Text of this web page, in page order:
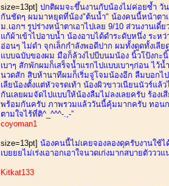
size=13pt] ปกติผมจะขึ้นงานกับน้องไม่ค่อยซ้ำ วั
กันชัดๆ ผมมาหยุดที่น้อง"ต้นน้ำ" น้องคนนี้หน้าตาเ
ม.เอกฯ รูปร่างหน้าตาเอาไปเลย 9/10 ส่วนงาน
แก้ผ้าเข้าไปอาบน้ำ น้องอาบได้ดำระดับหนึ่ง ระ
อ่อนๆ ไม่ดำ จุกเล็กกำลังพอดีปาก ผมทั้งดูดทั้งเ
แบบฉบับของผม มือก็ล้วงไปบีบนมน้อง นิ้วโป้งก
เบาๆ สักพักผมก็เสร็จน้ำแรกไปแบบเบาๆก่อน ไว้
นวดสัก สิบห้านาทีผมก็เริ่มจู่โจมน้องอีก ลืมบอกไ
เลียน้องตั้งแต่หัวจรดเท้า น้องผิวขาวเนียนนัวร์แ
กันเลยผมจัดไปแบบให้น้องลืมไม่ลงเลยครับ ร้องเ
พร้อมกันครับ ภาพรวมแล้ววันนี้คุ้มมากครับ ทอนก
ตามใจไร้ที่ติ^_^^^-.,-”
coyoman1
size=13pt] น้องคนนี้ไม่เคยจองลองดุครับงานใช้
เบยยยไม่เร่งเอาอกเอาใจนวดเก่งมากสบายตัวว
Kitkat133